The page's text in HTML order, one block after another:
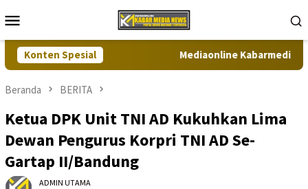
ke
Mobile
Konten Spesial Mediaonline
Beranda BERITA
Ketua DPK Unit TNI AD Kukuhkan Lima
Dewan Pengurus Korpri TNI AD Se-
Gartap II/Bandung
ADMIN UTAMA